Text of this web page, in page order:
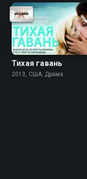
Тихая гавань
2013, США, Драма